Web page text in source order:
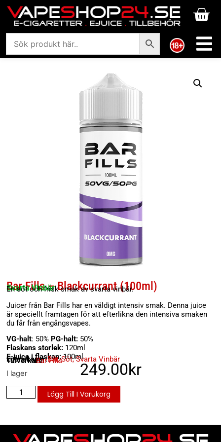
Bar Fills – Blackcurrant (100ml)
Svarta Vinbär
En söt och frisk smak av svarta vinbär.
Juicer från Bar Fills har en väldigt intensiv smak. Denna juice
är speciellt framtagen för att efterlikna den intensiva smaken
du får från engångsvapes.
VG-halt: 50% PG-halt: 50%
Flaskans storlek: 120ml
E-juice i flaskan:100ml
Egenskaper:Bär,Söt,Svarta Vinbär
Tillverkare:Bar Fills 249.00kr
I lager
Lägg Till I Varukorg